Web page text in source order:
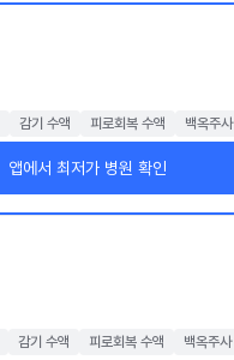
감기 수액 피로회복 수액 백옥주사
앱에서 최저가 병원 확인
감기 수액 피로회복 수액 백옥주사